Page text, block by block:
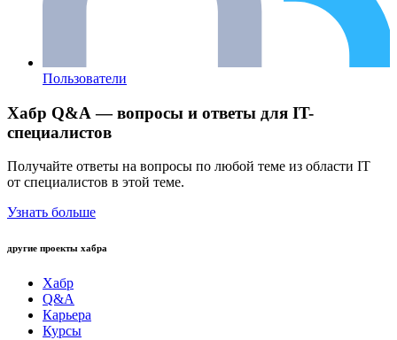
Пользователи
Хабр Q&A — вопросы и ответы для IT-
специалистов
Получайте ответы на вопросы по любой теме из области IT
от специалистов в этой теме.
Узнать больше
другие проекты хабра
Хабр
Q&A
Карьера
Курсы